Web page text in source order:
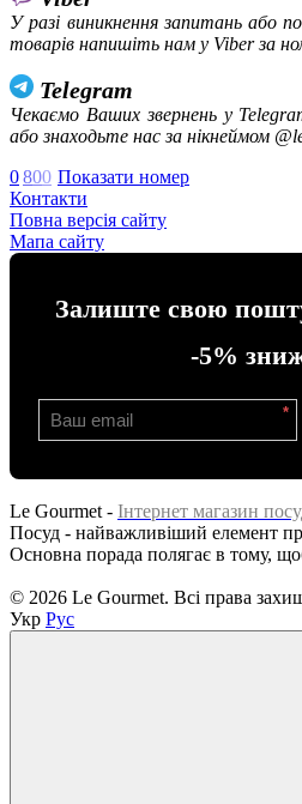
У разі виникнення запитань або
товарів напишіть нам у Viber за
Telegram
Чекаємо Ваших звернень у
або знаходьте нас за нікнеймом
0800 Показати номер
Контакти
Повна версія сайту
Мапа сайту
Залиште свою
-5%
*
Le Gourmet - Інтернет магазин
Посуд - найважливіший елемент
Основна порада полягає в тому,
© 2026 Le Gourmet. Всі права
Укр Рус